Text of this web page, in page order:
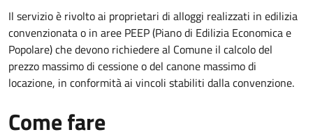
Il servizio è rivolto ai proprietari di alloggi realizzati in edilizia
convenzionata o in aree PEEP (Piano di Edilizia Economica e
Popolare) che devono richiedere al Comune il calcolo del
prezzo massimo di cessione o del canone massimo di
locazione, in conformità ai vincoli stabiliti dalla convenzione.
Come fare